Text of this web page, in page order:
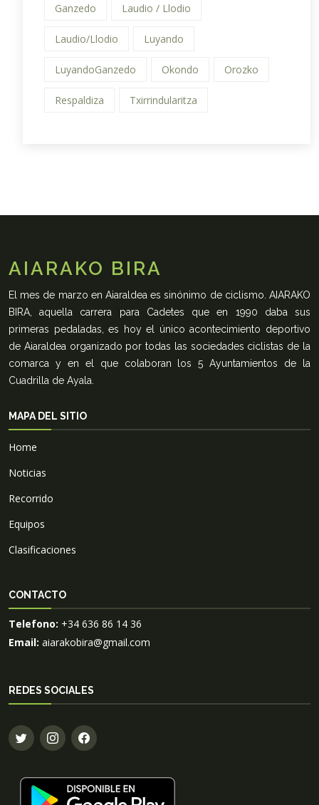
Ganzedo Laudio / Llodio
Laudio/Llodio Luyando
LuyandoGanzedo Okondo Orozko
Respaldiza Txirrindularitza
AIARAKO BIRA
El mes de marzo en Aiaraldea es sinónimo de ciclismo. AIARAKO
BIRA, aquella carrera para Cadetes que en 1990 daba sus
primeras pedaladas, es hoy el único acontecimiento deportivo
de Aiaraldea organizado por todas las sociedades ciclistas de la
comarca y en el que colaboran los 5 Ayuntamientos de la
Cuadrilla de Ayala.
MAPA DEL SITIO
Home
Noticias
Recorrido
Equipos
Clasificaciones
CONTACTO
Telefono: +34 636 86 14 36
Email: aiarakobira@gmail.com
REDES SOCIALES